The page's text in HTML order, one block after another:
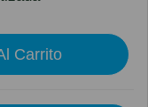
Carrito